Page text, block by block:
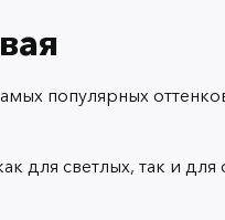
популярных
для светлых, так и